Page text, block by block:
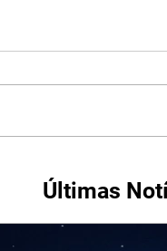
Últimas